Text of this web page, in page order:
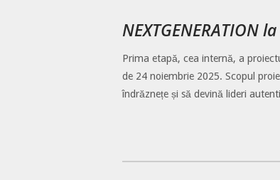
NEXTGENERATION
Prima etapă, cea internă, a
de 24 noiembrie 2025. Scopul
îndrăznețe și să devină lideri